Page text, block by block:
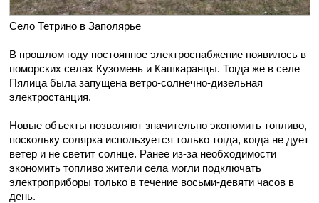
Село Тетрино в Заполярье
В прошлом году постоянное электроснабжение появилось в
поморских селах Кузомень и Кашкаранцы. Тогда же в селе
Пялица была запущена ветро-солнечно-дизельная
электростанция.
Новые объекты позволяют значительно экономить топливо,
поскольку солярка используется только тогда, когда не дует
ветер и не светит солнце. Ранее из-за необходимости
экономить топливо жители села могли подключать
электроприборы только в течение восьми-девяти часов в
день.